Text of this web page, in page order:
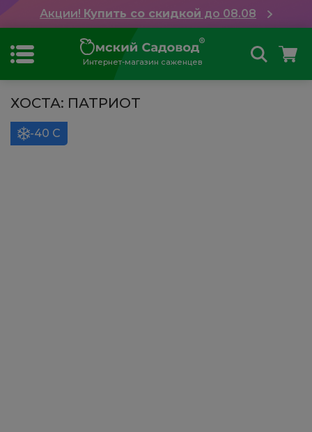
Акции! Купить со скидкой до 08.08
Интернет-магазин саженцев
ХОСТА: ПАТРИОТ
-40 С